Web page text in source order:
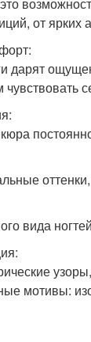
от ярких
дарят
вида
мотивы: